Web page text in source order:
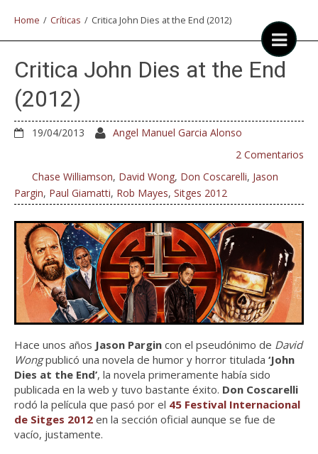
Home / Críticas / Critica John Dies at the End (2012)
Critica John Dies at the End
(2012)
19/04/2013
Angel Manuel Garcia Alonso
2 Comentarios
Chase Williamson, David Wong, Don Coscarelli, Jason
Pargin, Paul Giamatti, Rob Mayes, Sitges 2012
Hace unos años Jason Pargin con el pseudónimo de David
Wongpublicó una novela de humor y horror titulada ‘John
Dies at the End’, la novela primeramente había sido
publicada en la web y tuvo bastante éxito. Don Coscarelli
rodó la película que pasó por el 45 Festival Internacional
de Sitges 2012 en la sección oficial aunque se fue de
vacío, justamente.